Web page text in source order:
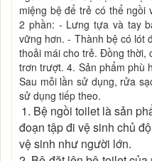
miệng bệ để trẻ có thể ngồi
2 phần: - Lưng tựa và tay
vững hơn. - Thành bệ có lót
thoải mái cho trẻ. Đồng thời,
trơn trượt. 4. Sản phẩm phù
Sau mỗi lần sử dụng, rửa
sử dụng tiếp theo.
1. Bệ ngồi toilet là sản
đoạn tập đi vệ sinh chủ
vệ sinh như người lớn.